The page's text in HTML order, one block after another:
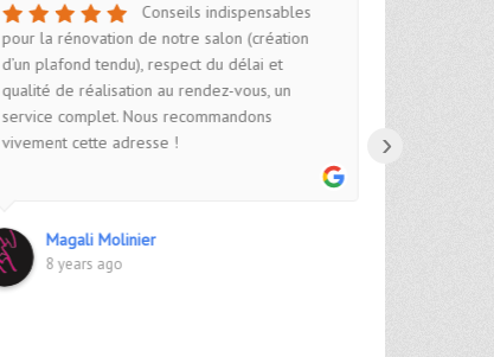
Conseils indispensables
pour la rénovation de notre salon (création
d’un plafond tendu), respect du délai et
qualité de réalisation au rendez-vous, un
service complet. Nous recommandons
vivement cette adresse !
Magali Molinier
8 years ago
›